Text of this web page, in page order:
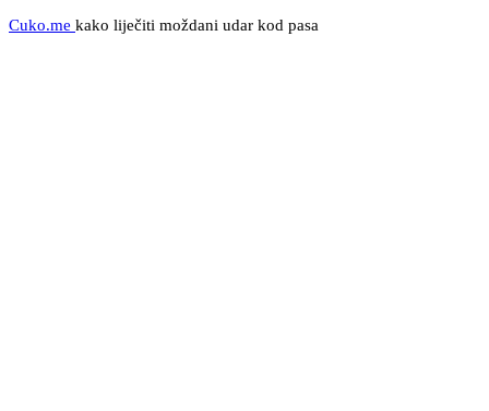
Cuko.me kako liječiti moždani udar kod pasa